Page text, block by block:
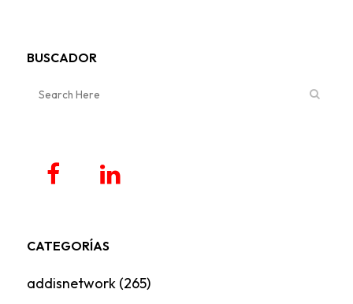
BUSCADOR
CATEGORÍAS
addisnetwork(265)